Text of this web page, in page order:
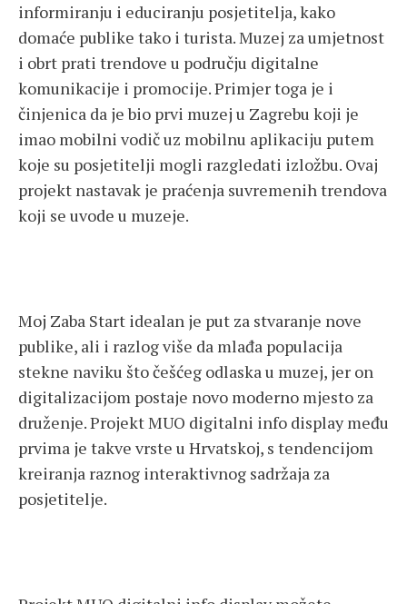
informiranju i educiranju posjetitelja, kako
domaće publike tako i turista. Muzej za umjetnost
i obrt prati trendove u području digitalne
komunikacije i promocije. Primjer toga je i
činjenica da je bio prvi muzej u Zagrebu koji je
imao mobilni vodič uz mobilnu aplikaciju putem
koje su posjetitelji mogli razgledati izložbu. Ovaj
projekt nastavak je praćenja suvremenih trendova
koji se uvode u muzeje.
Moj Zaba Start idealan je put za stvaranje nove
publike, ali i razlog više da mlađa populacija
stekne naviku što češćeg odlaska u muzej, jer on
digitalizacijom postaje novo moderno mjesto za
druženje. Projekt MUO digitalni info display među
prvima je takve vrste u Hrvatskoj, s tendencijom
kreiranja raznog interaktivnog sadržaja za
posjetitelje.